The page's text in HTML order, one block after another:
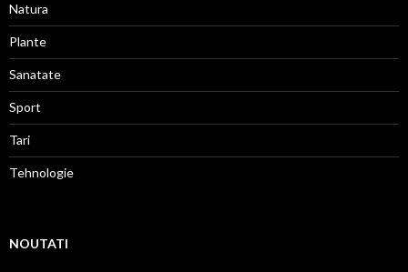
Natura
Plante
Sanatate
Sport
Tari
Tehnologie
NOUTATI